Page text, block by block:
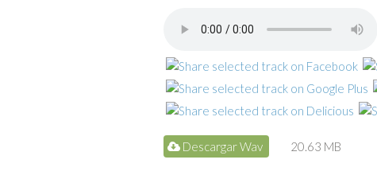
Descargar Wav 20.63 MB